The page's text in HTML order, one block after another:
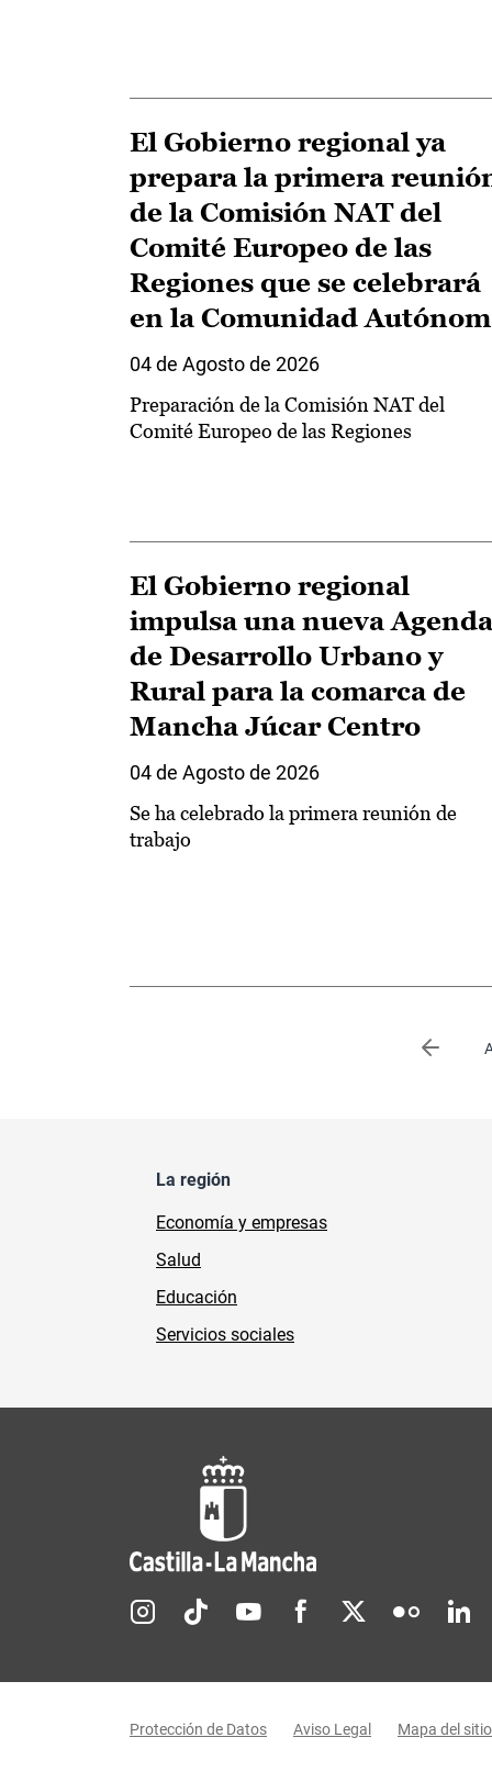
El Gobierno regional ya
prepara la primera
de la Comisión NAT del
Comité Europeo de las
Regiones que se celebrará
en la Comunidad
04 de Agosto de 2026
Preparación de la Comisión NAT del
Comité Europeo de las Regiones
El Gobierno regional
impulsa una nueva Agenda
de Desarrollo Urbano y
Rural para la comarca de
Mancha Júcar Centro
04 de Agosto de 2026
Se ha celebrado la primera reunión de
trabajo
La región
Economía y empresas
Salud
Educación
Servicios sociales
Redes sociales JCCM
Protección de Datos Aviso Legal Mapa del sitio